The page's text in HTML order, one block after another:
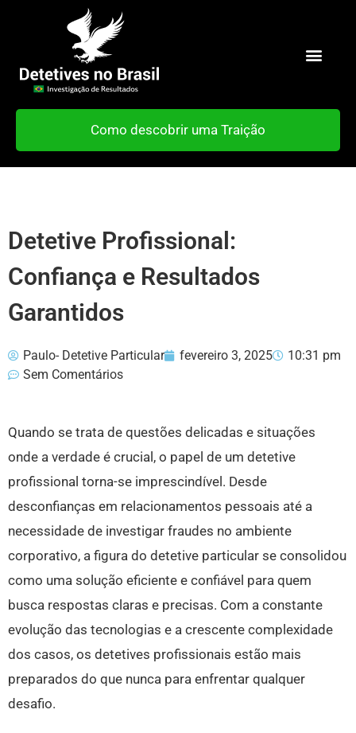
Como descobrir uma Traição
Detetive Profissional:
Confiança e Resultados
Garantidos
Paulo- Detetive Particular fevereiro 3, 2025
10:31 pm
Sem Comentários
Quando se trata de questões delicadas e situações
onde a verdade é crucial, o papel de um detetive
profissional torna-se imprescindível. Desde
desconfianças em relacionamentos pessoais até a
necessidade de investigar fraudes no ambiente
corporativo, a figura do detetive particular se consolidou
como uma solução eficiente e confiável para quem
busca respostas claras e precisas. Com a constante
evolução das tecnologias e a crescente complexidade
dos casos, os detetives profissionais estão mais
preparados do que nunca para enfrentar qualquer
desafio.